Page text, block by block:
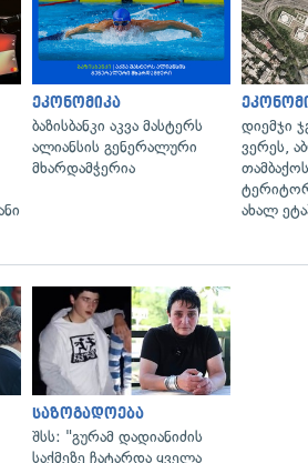
ეკონომიკა
ბაზისბანკი აკვა მასტერს
ალიანსის გენერალური
მხარდამჭერია
დიემჯი
ვერეს,
ახალ
საზოგადოება
შსს: "გურამ დადიანიძის
საქმეზე ჩატარდა ყველა